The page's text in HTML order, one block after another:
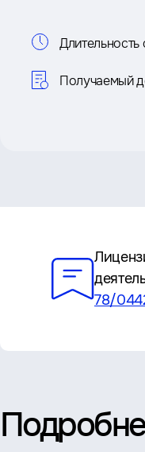
о
курсе
Длительность
Получаемый
78/